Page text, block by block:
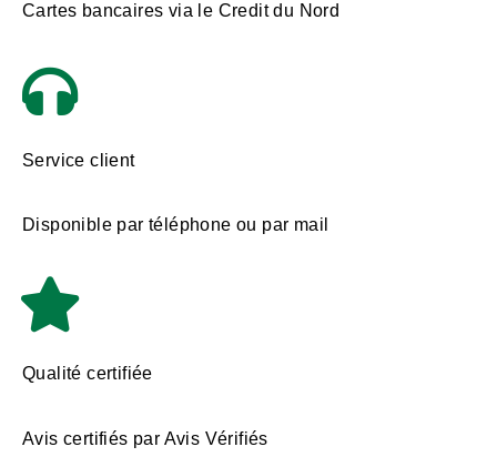
Cartes bancaires via le Credit du Nord
Service client
Disponible par téléphone ou par mail
Qualité certifiée
Avis certifiés par Avis Vérifiés